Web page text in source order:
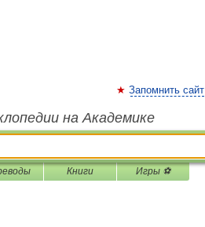
Запомнить сайт
на Академике
Книги Игры ⚽